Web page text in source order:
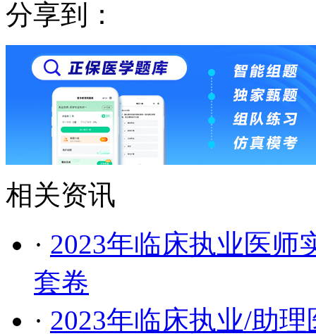
分享到：
相关资讯
· 2023年临床执业医师
套卷
· 2023年临床执业/助